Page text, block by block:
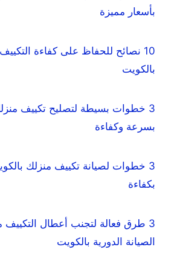
بأسعار مميزة
10 نصائح للحفاظ على كفاءة
بالكويت
3 خطوات بسيطة لتصليح تكييف
بسرعة وكفاءة
3 خطوات لصيانة تكييف منزلك
بكفاءة
3 طرق فعالة لتجنب أعطال
الصيانة الدورية بالكويت